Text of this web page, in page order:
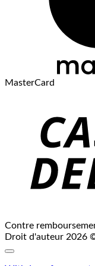
MasterCard
Contre
Droit d'auteur 2026